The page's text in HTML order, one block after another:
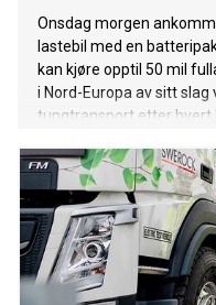
Onsdag morgen
lastebil med en
kan kjøre opptil 50 mil
i Nord-Europa av sitt slag
tungtransport etter hvert